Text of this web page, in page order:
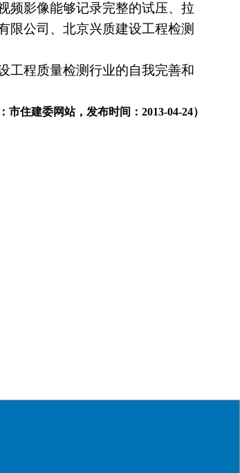
频影像能够记录完整的试压、拉
限公司、北京兴质建设工程检测
工程质量检测行业的自我完善和
市住建委网站，发布时间： 2013-04-24）